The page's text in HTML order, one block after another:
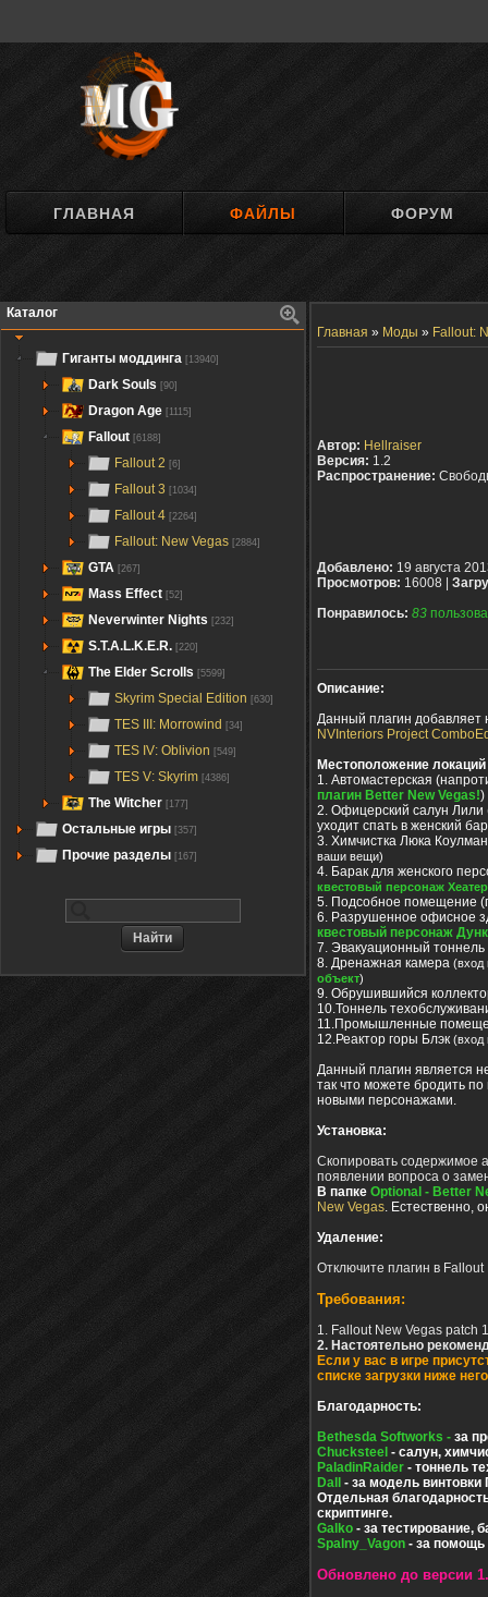
ГЛАВНАЯ ФАЙЛЫ ФОРУМ
Каталог
Гиганты моддинга [13940]
Dark Souls [90]
Dragon Age [1115]
Fallout [6188]
Fallout 2 [6]
Fallout 3 [1034]
Fallout 4 [2264]
Fallout: New Vegas [2884]
GTA [267]
Mass Effect [52]
Neverwinter Nights [232]
S.T.A.L.K.E.R. [220]
The Elder Scrolls [5599]
Skyrim Special Edition [630]
TES III: Morrowind [34]
TES IV: Oblivion [549]
TES V: Skyrim [4386]
The Witcher [177]
Остальные игры [357]
Прочие разделы [167]
Главная » Моды » Fallout:
Автор: Hellraiser
Версия: 1.2
Распространение:
Добавлено: 19 августа
Просмотров: 16008 |
Понравилось: 83
Описание:
Данный плагин добавляет
NVInteriors Project
Местоположение
1. Автомастерская
плагин Better New Vegas!)
2. Офицерский салун Лили
уходит спать в женский
3. Химчистка Люка
ваши вещи)
4. Барак для женского
квестовый персонаж
5. Подсобное помещение
6. Разрушенное офисное
квестовый персонаж
7. Эвакуационный
8. Дренажная камера (вход
объект)
9. Обрушившийся
10.Тоннель
11.Промышленные
12.Реактор горы Блэк (вход
Данный плагин является
так что можете бродить
новыми персонажами.
Установка:
Скопировать содержимое
появлении вопроса о
В папке Optional - Better
New Vegas. Естественно,
Удаление:
Отключите плагин в
Требования:
1. Fallout New Vegas patch
2. Настоятельно
Если у вас в игре
списке загрузки ниже
Благодарность:
Bethesda Softworks - за
Chucksteel - cалун,
PaladinRaider - тоннель
Dall
- за модель винтовки
Отдельная
скриптинге.
Galko - за тестирование,
Spalny_Vagon - за помощь
Обновлено до версии